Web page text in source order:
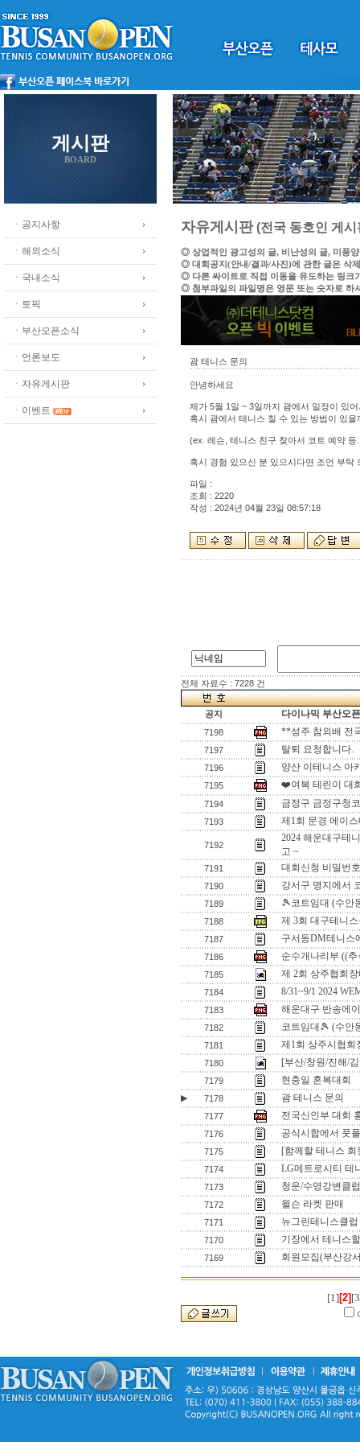
게시판
BOARD
ㆍ공지사항
ㆍ해외소식
ㆍ국내소식
ㆍ토픽
ㆍ부산오픈소식
ㆍ언론보도
ㆍ자유게시판
ㆍ이벤트
자유게시판(전국 동호인 게시
◎ 상업적인 광고성의 글, 비난성의 글, 미풍
◎ 대회공지(안내/결과/사진)에 관한 글은 삭
◎ 다른 싸이트로 직접 이동을 유도하는 링크
◎ 첨부파일의 파일명은 영문 또는 숫자로 하
괌 테니스 문의
안녕하세요
제가 5월 1일 ~ 3일까지 괌에서 일정이 있
혹시 괌에서 테니스 칠 수 있는 방법이 있
(ex. 레슨, 테니스 친구 찾아서 코트 예약
혹시 경험 있으신 분 있으시다면 조언 부탁
파일 :
조회 : 2220
작성 : 2024년 04월 23일 08:57:18
전체 자료수 : 7228 건
공지 다이나믹 부산오
7198 **성주 참외배 전
7197 탈퇴 요청합니다.
7196 양산 이테니스 아
7195 ❤️여복 테린이 대
7194 금정구 금정구청
7193 제1회 문경 에이
7192
2024 해운대구테
고 ~
7191 대회신청 비밀번
7190 강서구 명지에서
7189 🎾코트임대 (수안
7188 제 3회 대구테니
7187 구서동DM테니스
7186 순수개나리부 ((추
7185 제 2회 상주협회
7184 8/31~9/1 2024
7183 해운대구 반송에
7182 코트임대🎾 (수안
7181 제1회 상주시협회
7180 [부산/창원/진해/
7179 현충일 혼복대회
▶ 7178 괌 테니스 문의
7177 전국신인부 대회
7176 공식시합에서 풋
7175 [함께할 테니스
7174 LG메트로시티 테
7173 청운/수영강변클
7172 윌슨 라켓 판매
7171 뉴그린테니스클
7170 기장에서 테니스
7169 회원모집(부산강
[1][2]